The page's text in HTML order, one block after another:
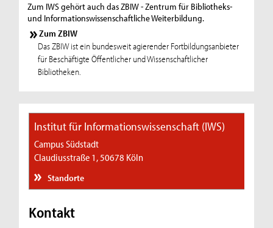
Zum IWS gehört auch das ZBIW - Zentrum für Bibliotheks-
und Informationswissenschaftliche Weiterbildung.
Zum ZBIW
Das ZBIW ist ein bundesweit agierender Fortbildungsanbieter
für Beschäftigte Öffentlicher und Wissenschaftlicher
Bibliotheken.
Institut für Informationswissenschaft (IWS)
Campus Südstadt
Claudiusstraße 1, 50678 Köln
Standorte
Kontakt